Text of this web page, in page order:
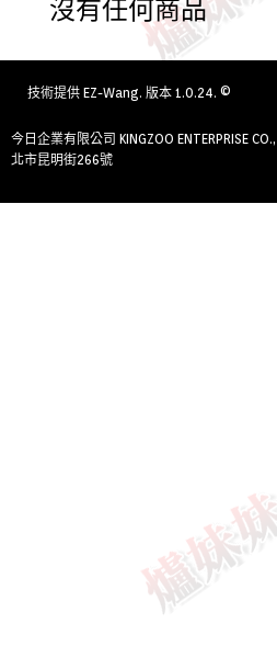
技術提供 EZ-Wang. 版本 1.0.24. ©
今日企業有限公司 KINGZOO ENTERPRISE
北市昆明街266號